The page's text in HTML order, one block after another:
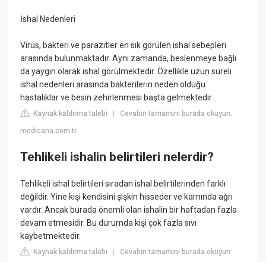
İshal Nedenleri
Virüs, bakteri ve parazitler en sık görülen ishal sebepleri
arasında bulunmaktadır. Aynı zamanda, beslenmeye bağlı
da yaygın olarak ishal görülmektedir. Özellikle uzun süreli
ishal nedenleri arasında bakterilerin neden olduğu
hastalıklar ve besin zehirlenmesi başta gelmektedir.
Kaynak kaldırma talebi |Cevabın tamamını burada okuyun:
medicana.com.tr
Tehlikeli ishalin belirtileri nelerdir?
Tehlikeli ishal belirtileri sıradan ishal belirtilerinden farklı
değildir. Yine kişi kendisini şişkin hisseder ve karnında ağrı
vardır. Ancak burada önemli olan ishalin bir haftadan fazla
devam etmesidir. Bu durumda kişi çok fazla sıvı
kaybetmektedir.
Kaynak kaldırma talebi |Cevabın tamamını burada okuyun: